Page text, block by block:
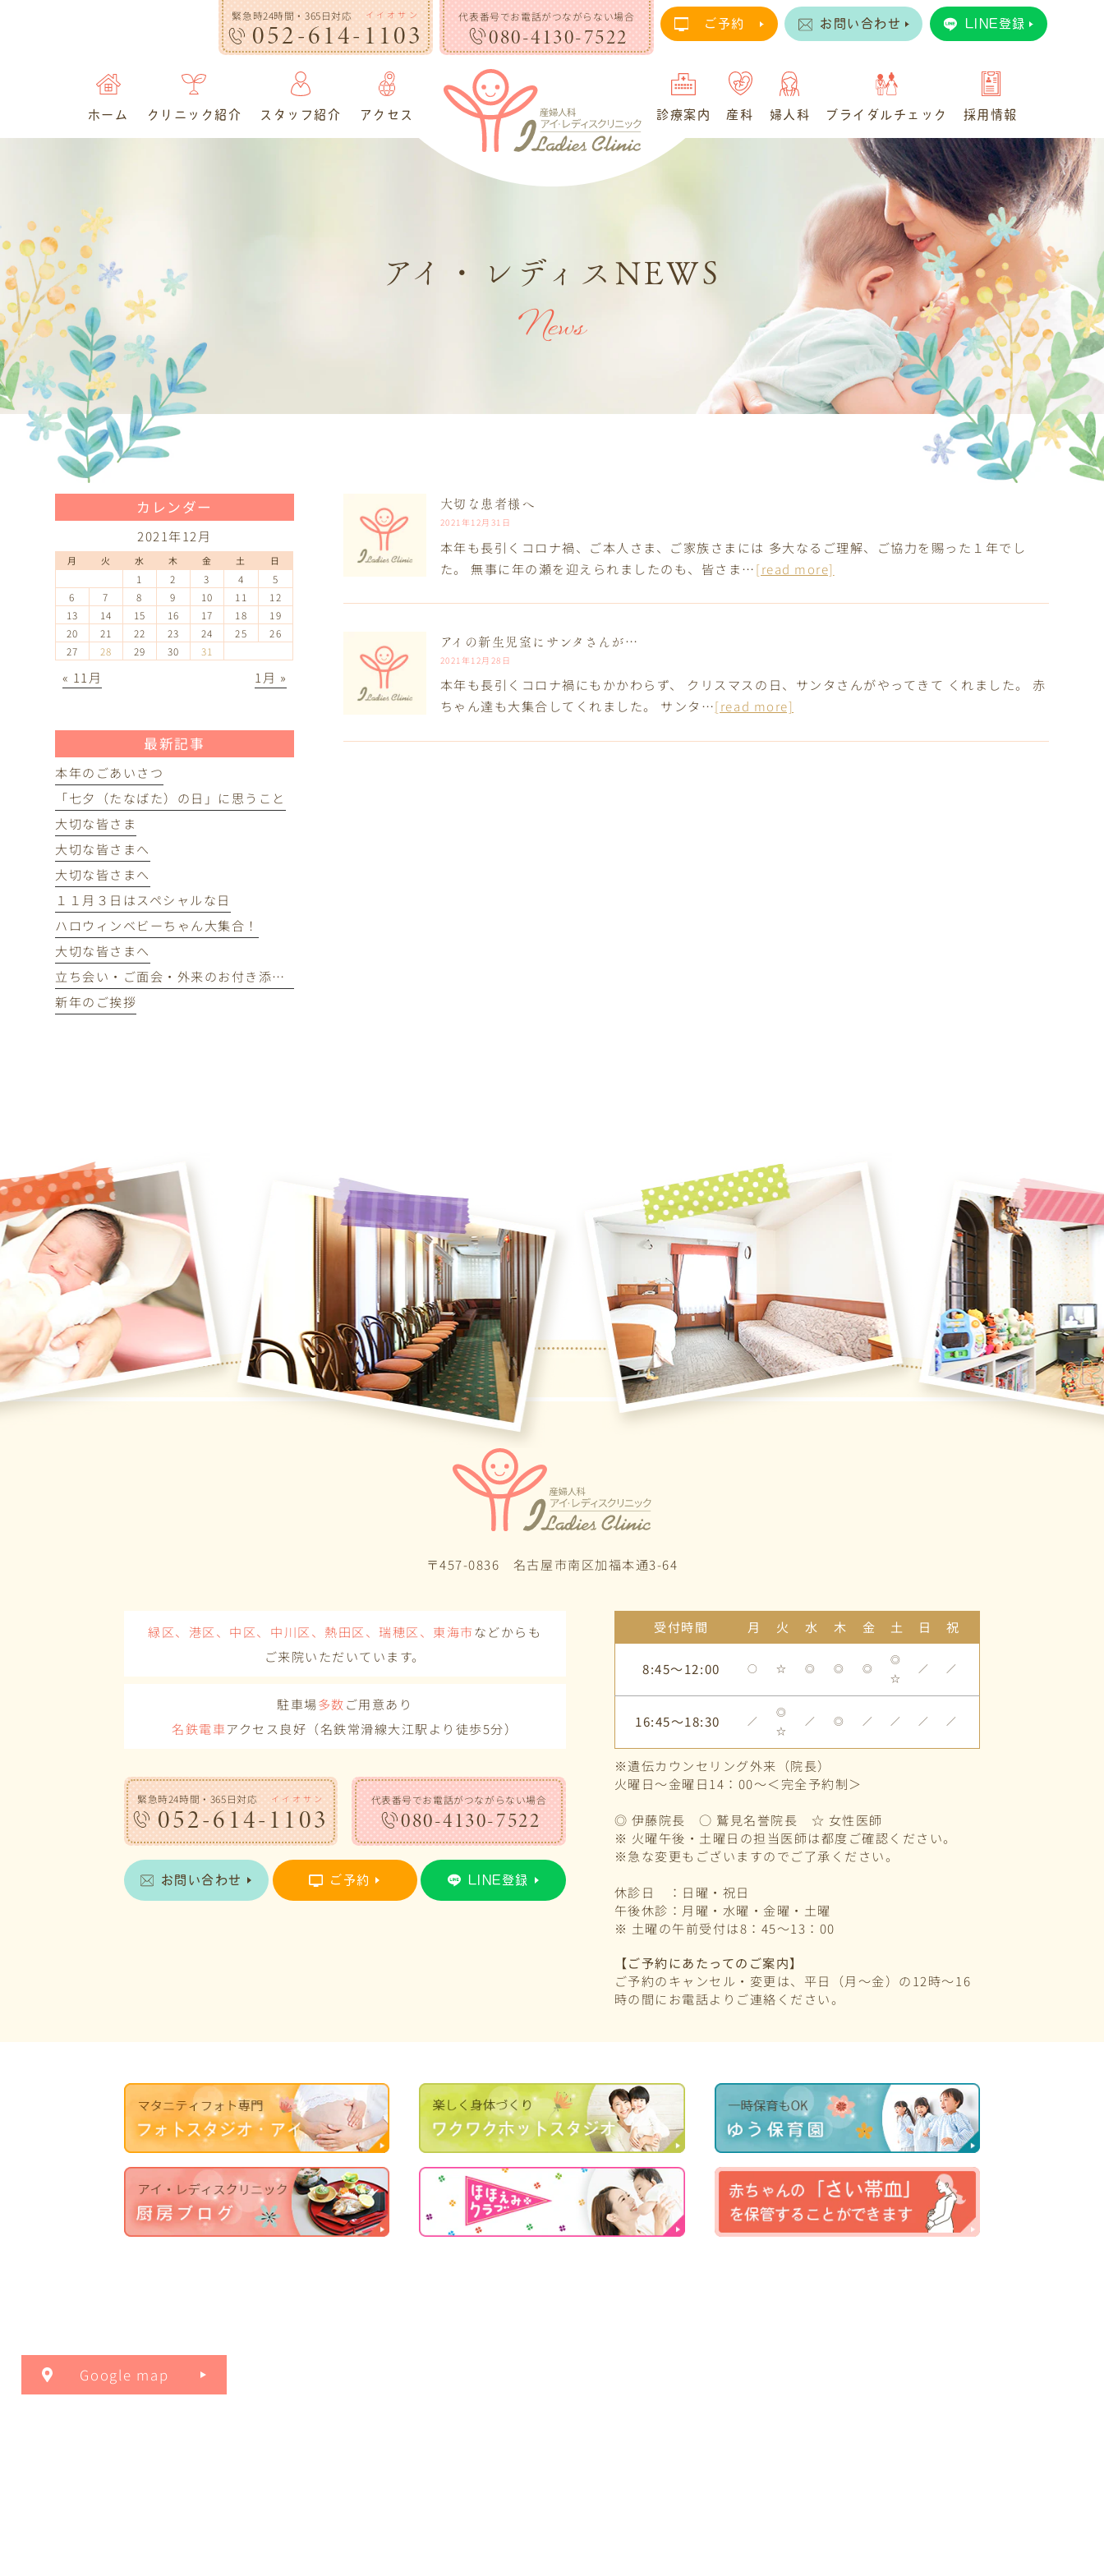
緊急時24時間・365日対応 イイオサン
052-614-1103
代表番号でお電話がつながらない場合
080-4130-7522 ご予約 お問い合わせ LINE登録
ホーム クリニック紹介 スタッフ紹介 アクセス 診療案内 産科 婦人科 ブライダルチェック 採用情報
アイ・レディスNEWS
News
大切な患者様へ
2021年12月31日
本年も長引くコロナ禍、ご本人さま、ご家族さまには 多大なるご理解、ご協力を賜った１年でし
た。 無事に年の瀬を迎えられましたのも、皆さま…[read more]
アイの新生児室にサンタさんが…
2021年12月28日
本年も長引くコロナ禍にもかかわらず、 クリスマスの日、サンタさんがやってきて くれました。 赤
ちゃん達も大集合してくれました。 サンタ…[read more]
カレンダー
2021年12月
月 火 水 木 金 土 日
1 2 3 4
5
6
7 8 9 10 11
12
13
14 15 16 17 18
19
20
21 22 23 24 25
26
27
28 29 30 31
« 11月 1月 »
最新記事
本年のごあいさつ
「七夕（たなばた）の日」に思うこと
大切な皆さま
大切な皆さまへ
大切な皆さまへ
１１月３日はスペシャルな日
ハロウィンベビーちゃん大集合！
大切な皆さまへ
立ち会い・ご面会・外来のお付き添いについて
新年のご挨拶
〒457-0836 名古屋市南区加福本通3-64
緑区、港区、中区、中川区、熱田区、瑞穂区、東海市などからも
ご来院いただいています。
駐車場多数ご用意あり
名鉄電車アクセス良好（名鉄常滑線大江駅より徒歩5分）
緊急時24時間・365日対応 イイオサン
052-614-1103
代表番号でお電話がつながらない場合
080-4130-7522
お問い合わせ ご予約 LINE登録
受付時間 月 火 水 木 金 土 日 祝
8:45～12:00 ○ ☆ ◎ ◎ ◎
◎
☆
／ ／
16:45～18:30 ／
◎
☆
／ ◎ ／ ／ ／ ／
※遺伝カウンセリング外来（院長）
火曜日～金曜日14：00～＜完全予約制＞
◎ 伊藤院長 ○ 鷲見名誉院長 ☆ 女性医師
※ 火曜午後・土曜日の担当医師は都度ご確認ください。
※急な変更もございますのでご了承ください。
休診日 ：日曜・祝日
午後休診：月曜・水曜・金曜・土曜
※ 土曜の午前受付は8：45～13：00
【ご予約にあたってのご案内】
ご予約のキャンセル・変更は、平日（月～金）の12時～16
時の間にお電話よりご連絡ください。
Google map